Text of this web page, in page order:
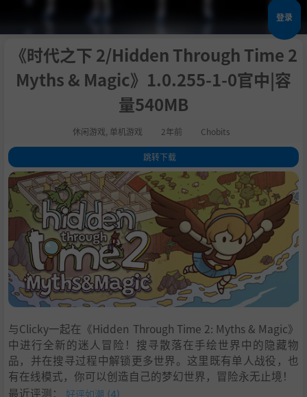
登录
《时代之下 2/Hidden Through Time 2
Myths & Magic》1.0.255-1-0官中|容
量540MB
休闲游戏 单机游戏 2年前 Chobits
跳转下载
1.关于这款游戏
2.系统需求
3
支持作者
学习版下载
与Clicky一起在《Hidden Through Time 2: Myths & Magic》
中进行全新的迷人冒险！搜寻散落在手绘世界中的隐藏物
品，并在搜寻过程中解锁更多世界。这里既有单人战役，也
有在线模式，你可以创造自己的梦幻世界，冒险永无止境！
最近评测：
好评如潮 (4)